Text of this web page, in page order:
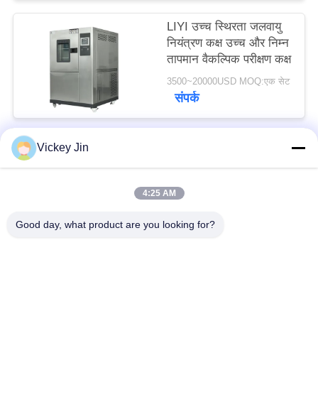
LIYI उच्च स्थिरता जलवायु
नियंत्रण कक्ष उच्च और निम्न
तापमान वैकल्पिक परीक्षण कक्ष
3500~20000USD MOQ:एक सेट
संपर्क
लोकप्रिय श्रेणियां
Vickey Jin
4:25 AM
Good day, what product are you looking for?